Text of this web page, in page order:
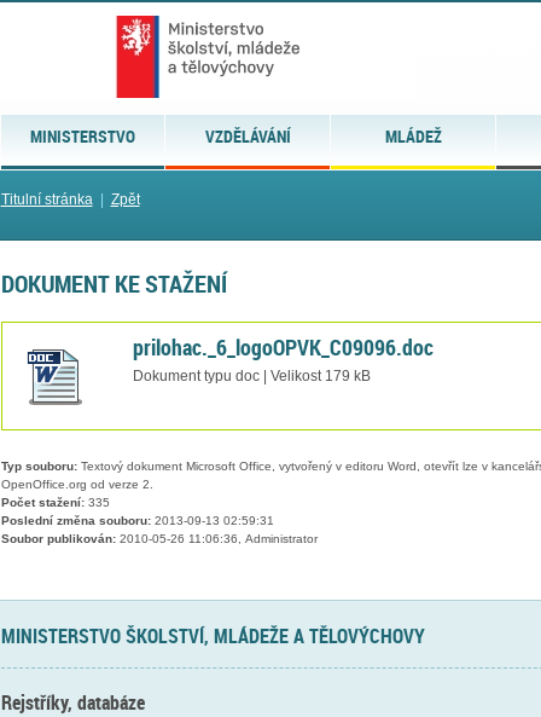
MINISTERSTVO VZDĚLÁVÁNÍ MLÁDEŽ
Titulní stránka| Zpět
DOKUMENT KE STAŽENÍ
prilohac._6_logoOPVK_C09096.doc
Dokument typu doc | Velikost 179 kB
Typ souboru:Textový dokument Microsoft Office, vytvořený v editoru Word, otevřít lze v
OpenOffice.org od verze 2.
Počet stažení:335
Poslední změna souboru:2013-09-13 02:59:31
Soubor publikován:2010-05-26 11:06:36, Administrator
MINISTERSTVO ŠKOLSTVÍ, MLÁDEŽE A TĚLOVÝCHOVY
Rejstříky, databáze